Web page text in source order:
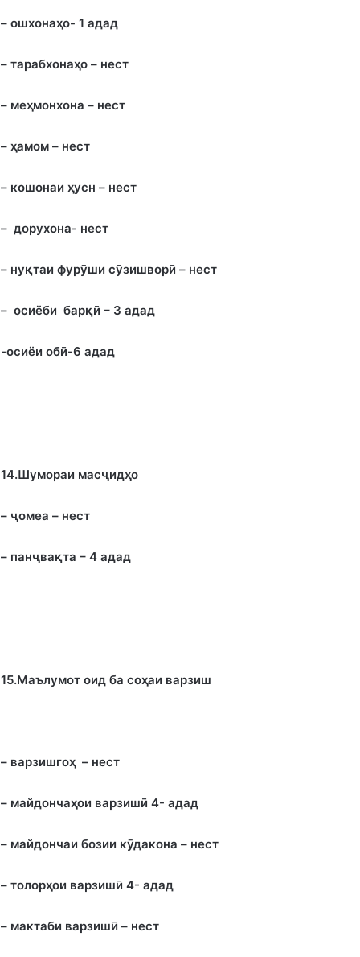
– ошхонаҳо- 1 адад
– тарабхонаҳо – нест
– меҳмонхона – нест
– ҳамом – нест
– кошонаи ҳусн – нест
– дорухона- нест
– нуқтаи фурӯши сӯзишворӣ – нест
– осиёби барқӣ – 3 адад
-осиёи обӣ-6 адад
14.Шумораи масҷидҳо
– ҷомеа – нест
– панҷвақта – 4 адад
15.Маълумот оид ба соҳаи варзиш
– варзишгоҳ– нест
– майдончаҳои варзишӣ 4- адад
– майдончаи бозии кӯдакона – нест
– толорҳои варзишӣ 4- адад
– мактаби варзишӣ – нест